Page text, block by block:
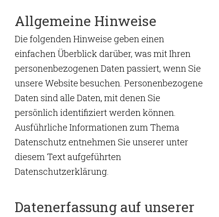
Allgemeine Hinweise
Die folgenden Hinweise geben einen
einfachen Überblick darüber, was mit Ihren
personenbezogenen Daten passiert, wenn Sie
unsere Website besuchen. Personenbezogene
Daten sind alle Daten, mit denen Sie
persönlich identifiziert werden können.
Ausführliche Informationen zum Thema
Datenschutz entnehmen Sie unserer unter
diesem Text aufgeführten
Datenschutzerklärung.
Datenerfassung auf unserer